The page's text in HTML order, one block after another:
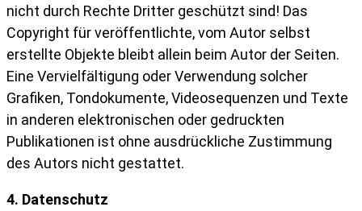
nicht durch Rechte Dritter geschützt sind! Das
Copyright für veröffentlichte, vom Autor selbst
erstellte Objekte bleibt allein beim Autor der Seiten.
Eine Vervielfältigung oder Verwendung solcher
Grafiken, Tondokumente, Videosequenzen und Texte
in anderen elektronischen oder gedruckten
Publikationen ist ohne ausdrückliche Zustimmung
des Autors nicht gestattet.
4. Datenschutz